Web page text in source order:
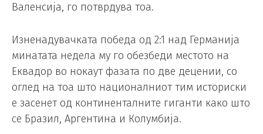
Валенсија, го потврдува тоа.
Изненадувачката победа од 2:1 над Германија
минатата недела му го обезбеди местото на
Еквадор во нокаут фазата по две децении, со
оглед на тоа што националниот тим историски
е засенет од континенталните гиганти како што
се Бразил, Аргентина и Колумбија.